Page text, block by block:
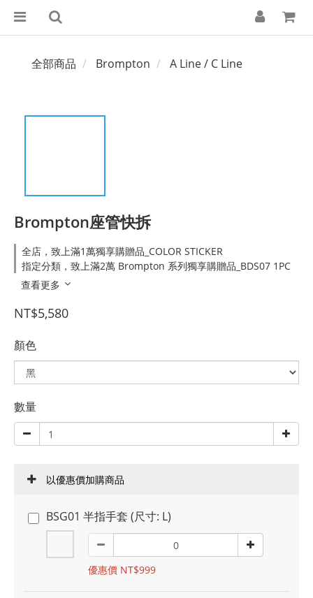
全部商品 Brompton A Line / C Line
Brompton座管快拆
全店，致上滿1萬獨享購贈品_COLOR STICKER
指定分類，致上滿2萬 Brompton 系列獨享購贈品_BDS07 1PC
查看更多
NT$5,580
顏色
數量
以優惠價加購商品
BSG01 半指手套 (尺寸: L)
優惠價 NT$999